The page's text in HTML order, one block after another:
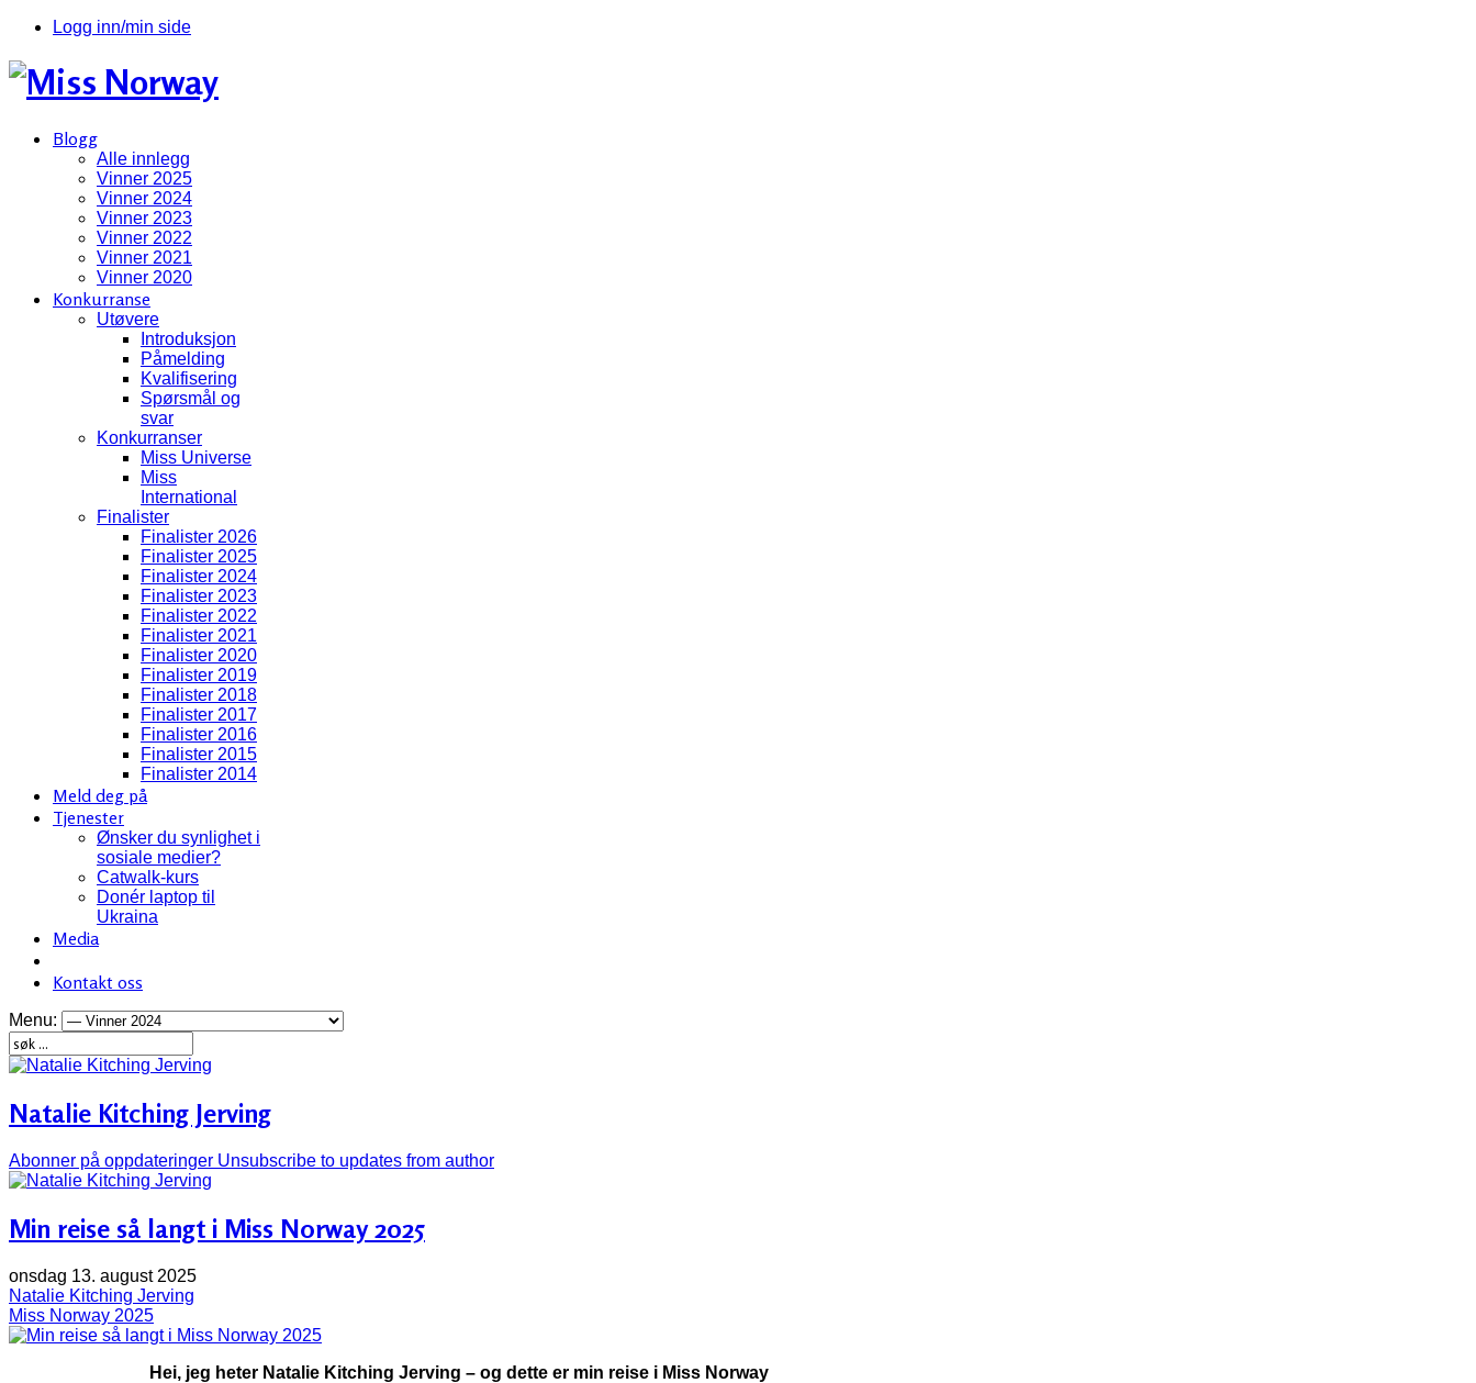
Logg inn/min side
Blogg
Alle innlegg
Vinner 2025
Vinner 2024
Vinner 2023
Vinner 2022
Vinner 2021
Vinner 2020
Konkurranse
Utøvere
Introduksjon
Påmelding
Kvalifisering
Spørsmål og
svar
Konkurranser
Miss Universe
Miss
International
Finalister
Finalister 2026
Finalister 2025
Finalister 2024
Finalister 2023
Finalister 2022
Finalister 2021
Finalister 2020
Finalister 2019
Finalister 2018
Finalister 2017
Finalister 2016
Finalister 2015
Finalister 2014
Meld deg på
Tjenester
Ønsker du synlighet i
sosiale medier?
Catwalk-kurs
Donér laptop til
Ukraina
Media
Kontakt oss
Menu:
Natalie Kitching Jerving
Abonner på oppdateringer Unsubscribe to updates from author
Min reise så langt i Miss Norway 2025
onsdag 13. august 2025
Natalie Kitching Jerving
Miss Norway 2025
Hei, jeg heter Natalie Kitching Jerving – og dette er min reise i Miss Norway